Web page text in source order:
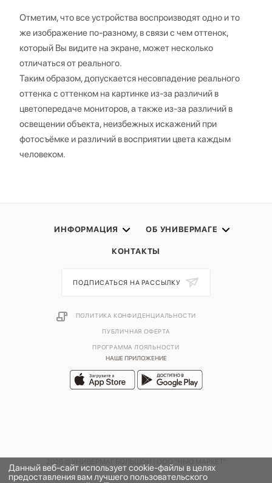
Отметим, что все устройства воспроизводят одно и то
же изображение по-разному, в связи с чем оттенок,
который Вы видите на экране, может несколько
отличаться от реального.
Таким образом, допускается несовпадение реального
оттенка с оттенком на картинке из-за различий в
цветопередаче мониторов, а также из-за различий в
освещении объекта, неизбежных искажений при
фотосъёмке и различий в восприятии цвета каждым
человеком.
ИНФОРМАЦИЯ ОБ УНИВЕРМАГЕ
КОНТАКТЫ
НАШЕ ПРИЛОЖЕНИЕ
ПОДПИСАТЬСЯ НА РАССЫЛКУ
ПОЛИТИКА КОНФИДЕНЦИАЛЬНОСТИ
ПУБЛИЧНАЯ ОФЕРТА
ПРОГРАММА ЛОЯЛЬНОСТИ
Данный веб-сайт использует cookie-файлы в целях
предоставления вам лучшего пользовательского